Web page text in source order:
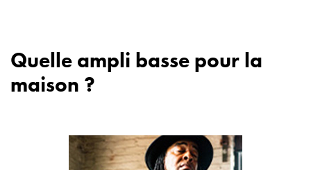
Quelle ampli basse pour la
maison ?